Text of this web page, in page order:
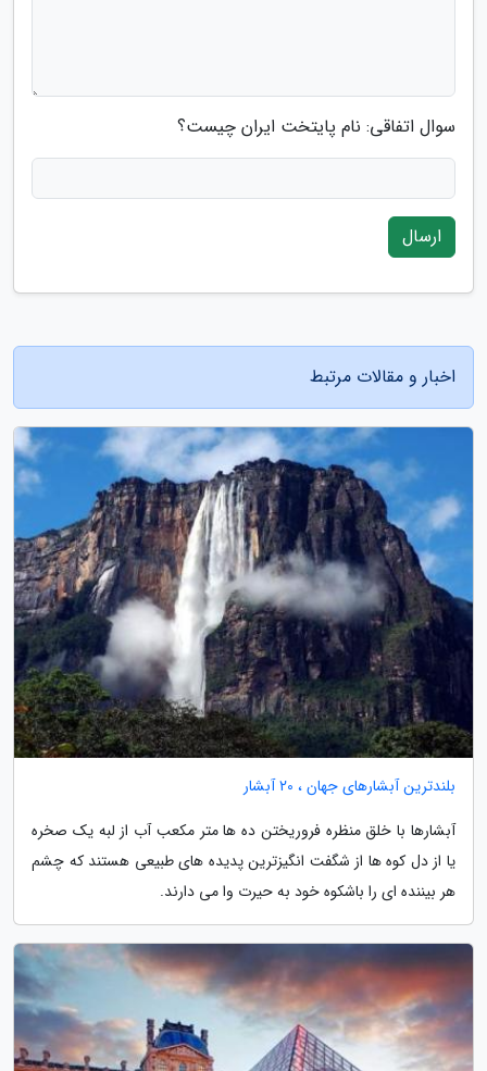
سوال اتفاقی: نام پایتخت ایران چیست؟
ارسال
اخبار و مقالات مرتبط
بلندترین آبشارهای جهان ، 20 آبشار
آبشارها با خلق منظره فروریختن ده ها متر مکعب آب از لبه یک صخره
یا از دل کوه ها از شگفت انگیزترین پدیده های طبیعی هستند که چشم
هر بیننده ای را باشکوه خود به حیرت وا می دارند.